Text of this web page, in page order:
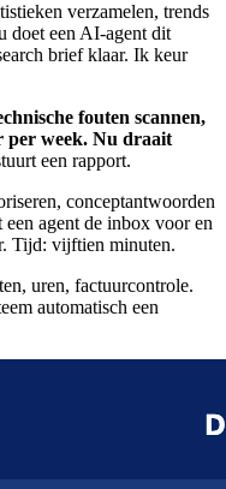
verzamelen, trends
doet een AI-agent dit
brief klaar. Ik keur
fouten scannen,
week. Nu draait
een rapport.
conceptantwoorden
agent de inbox voor en
Tijd: vijftien minuten.
uren, factuurcontrole.
automatisch een